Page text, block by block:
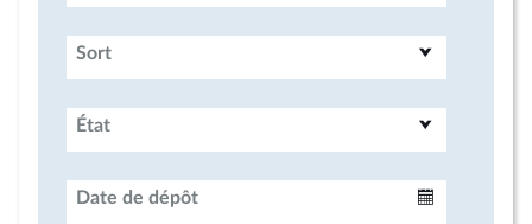
Sort
État
Date de dépôt